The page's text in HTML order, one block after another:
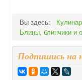
Вы здесь:
Блины, блинчики и
Подпишись на